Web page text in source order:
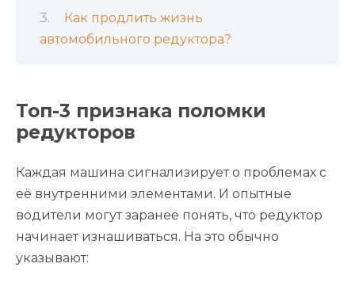
Как продлить жизнь
автомобильного редуктора?
Топ-3 признака поломки
редукторов
Каждая машина сигнализирует о проблемах с
её внутренними элементами. И опытные
водители могут заранее понять, что редуктор
начинает изнашиваться. На это обычно
указывают: